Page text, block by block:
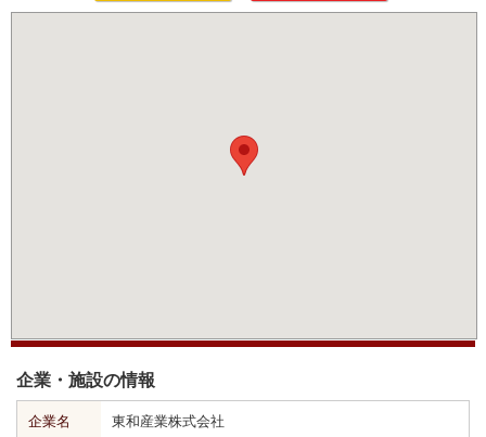
企業・施設の情報
企業名 東和産業株式会社